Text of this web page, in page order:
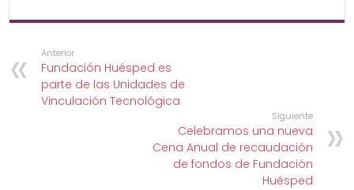
Anterior
Fundación Huésped es
parte de las Unidades de
Vinculación Tecnológica
Siguiente
Celebramos una nueva
Cena Anual de recaudación
de fondos de Fundación
Huésped